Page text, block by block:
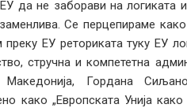
ЕУ да не заборави на
Се перцепираме
преку ЕУ реториката туку ЕУ
стручна и компететна
Македонија, Гордана
како „Европската Унија